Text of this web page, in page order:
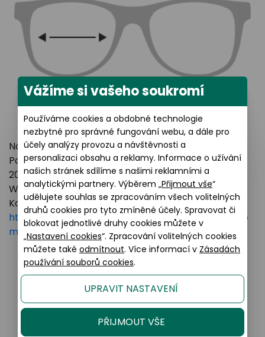
Název výrobce: LUXOTTICA GROUP
Poštovní adresa: Piazzale Luigi Cadorna 3 Milano,
20123 Italy
Webové stránky:https://www.essilorluxottica.com
Kontakt:
https://www.essilorluxottica.com/en/brands/custo
mer-care
Podobné produkty
Vážíme si vašeho soukromí
Používáme cookies a obdobné technologie
nezbytné pro správné fungování webu, a dále pro
účely analýzy provozu a návštěvnosti a
personalizaci obsahu a reklamy. Informace o užívání
našich stránek sdílíme s našimi reklamními a
analytickými partnery. Výběrem „Přijmout vše“
udělujete souhlas se zpracováním všech volitelných
druhů cookies pro tyto zmíněné účely. Spravovat či
blokovat jednotlivé druhy cookies můžete v
„Nastavení cookies“. Zpracování volitelných cookies
můžete také odmítnout. Více informací v Zásadách
používání souborů cookies.
UPRAVIT NASTAVENÍ
PŘIJMOUT VŠE